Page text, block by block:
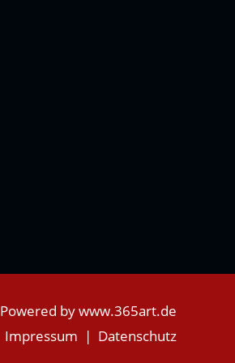
Powered bywww.365art.de
Impressum | Datenschutz